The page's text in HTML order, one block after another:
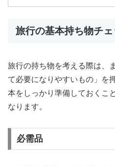
旅行の基本持ち物チェ
旅行の持ち物を考える際は、
て必要になりやすいもの」を
本をしっかり準備しておくこ
なります。
必需品